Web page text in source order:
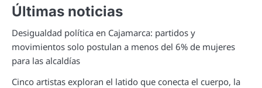
Últimas noticias
Desigualdad política en Cajamarca: partidos y
movimientos solo postulan a menos del 6% de mujeres
para las alcaldías
Cinco artistas exploran el latido que conecta el cuerpo, la